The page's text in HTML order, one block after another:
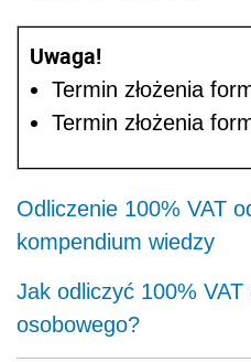
Uwaga!
Termin złożenia
Termin złożenia
Odliczenie 100% VAT
kompendium wiedzy
Jak odliczyć 100%
osobowego?